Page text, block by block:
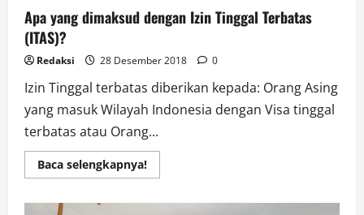
di
Perkemahan
Pramuka
Berprestasi
Apa yang dimaksud dengan Izin Tinggal Terbatas
(ITAS)?
Redaksi 28 Desember 2018 0
Izin Tinggal terbatas diberikan kepada: Orang Asing
yang masuk Wilayah Indonesia dengan Visa tinggal
terbatas atau Orang...
Baca selengkapnya!Read
more